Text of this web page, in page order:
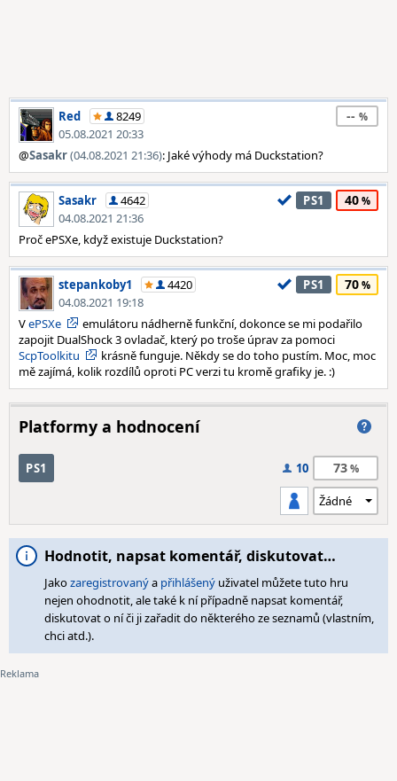
Red
8249
05.08.2021 20:33
--
@Sasakr(04.08.2021 21:36): Jaké výhody má Duckstation?
Sasakr
4642
04.08.2021 21:36
PS1 40
Proč ePSXe, když existuje Duckstation?
stepankoby1
4420
04.08.2021 19:18
PS1 70
VePSXe
emulátoru nádherně funkční, dokonce se mi podařilo
zapojit DualShock 3 ovladač, který po troše úprav za pomoci
ScpToolkitu
krásně funguje. Někdy se do toho pustím. Moc, moc
mě zajímá, kolik rozdílů oproti PC verzi tu kromě grafiky je. :)
Platformy a hodnocení
PS1 10 73
Hodnotit, napsat komentář, diskutovat…
Jakozaregistrovanýa přihlášený uživatel můžete tuto hru
nejen ohodnotit, ale také k ní případně napsat komentář,
diskutovat o ní či ji zařadit do některého ze seznamů (vlastním,
chci atd.).